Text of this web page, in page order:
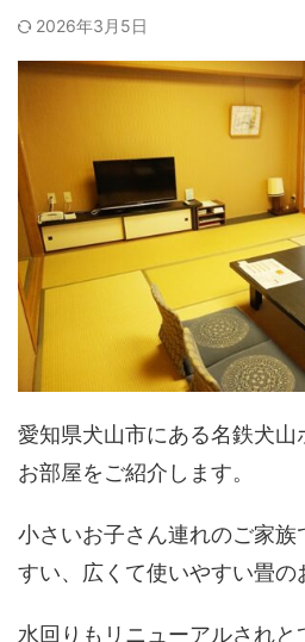
2026年3月5日
愛知県犬山市にある名鉄犬山
お部屋をご紹介します。
小さいお子さん連れのご家
すい、広くて使いやすい畳の
水回りもリニューアルされ